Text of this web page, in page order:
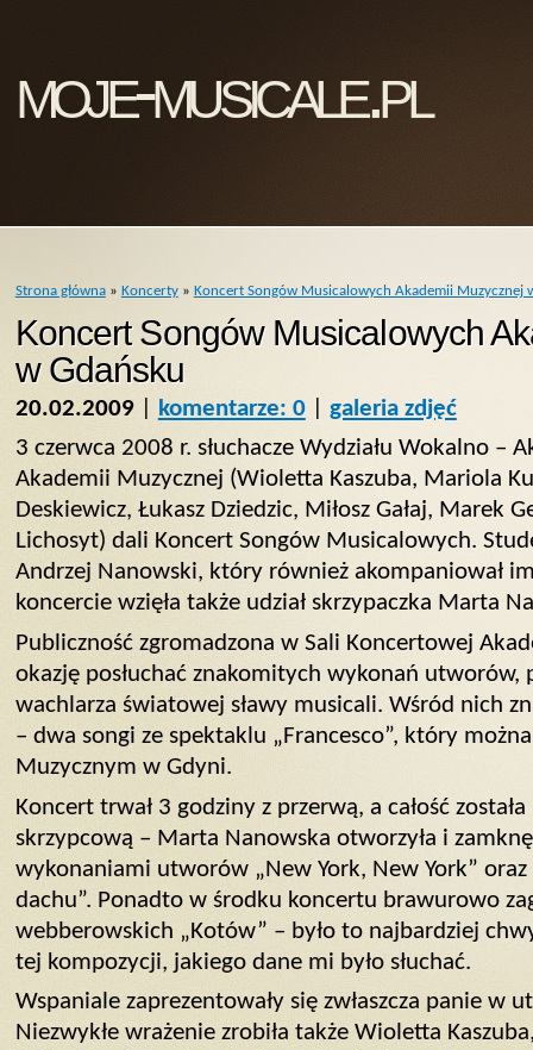
moje-musicale.pl
Strona główna» Koncerty» Koncert Songów Musicalowych Akademii Muzycznej
Koncert Songów Musicalowych
w Gdańsku
20.02.2009| komentarze: 0| galeria zdjęć
3 czerwca 2008 r. słuchacze Wydziału Wokalno –
Akademii Muzycznej (Wioletta Kaszuba, Mariola
Deskiewicz, Łukasz Dziedzic, Miłosz Gałaj, Marek
Lichosyt) dali Koncert Songów Musicalowych.
Andrzej Nanowski, który również akompaniował
koncercie wzięła także udział skrzypaczka Marta
Publiczność zgromadzona w Sali Koncertowej
okazję posłuchać znakomitych wykonań utworów,
wachlarza światowej sławy musicali. Wśród nich
– dwa songi ze spektaklu „Francesco”, który
Muzycznym w Gdyni.
Koncert trwał 3 godziny z przerwą, a całość
skrzypcową – Marta Nanowska otworzyła i
wykonaniami utworów „New York, New York” oraz
dachu”. Ponadto w środku koncertu brawurowo
webberowskich „Kotów” – było to najbardziej
tej kompozycji, jakiego dane mi było słuchać.
Wspaniale zaprezentowały się zwłaszcza panie w
Niezwykłe wrażenie zrobiła także Wioletta